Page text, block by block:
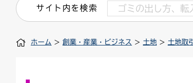
住まい・建築
税金
看護専門学校
小学校一覧
介護保険
浜松・浜名湖だいすきネット
発注情報(入札・契約)
募集
外郭団体
職員採用
サイト内を検索
ホーム > 創業・産業・ビジネス > 土地 > 土地取引